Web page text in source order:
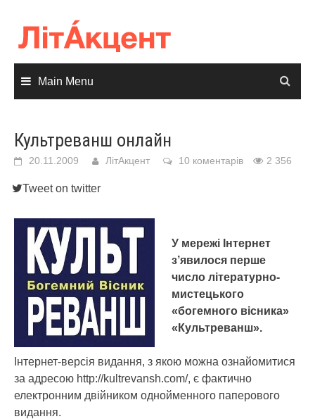
content
Main Menu
Культреванш онлайн
20.11.2009 ЛітАкцент 10 коментарів 2 356
Tweet on twitter
У мережі Інтернет
з’явилося перше
число літературно-
мистецького
«богемного вісника»
«Культреванш».
Інтернет-версія видання, з якою можна ознайомитися
за адресою http://kultrevansh.com/, є фактично
електронним двійником однойменного паперового
видання.